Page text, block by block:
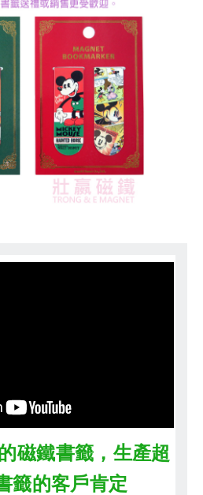
磁鐵書籤，生產超
籤的客戶肯定